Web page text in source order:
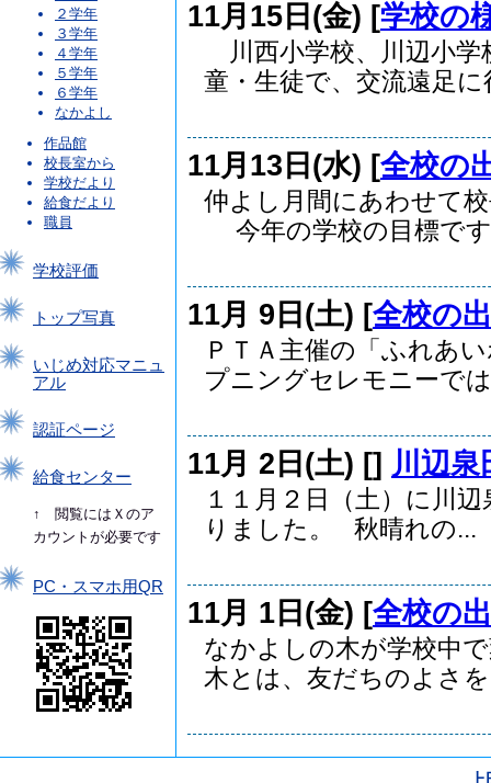
２学年
３学年
４学年
５学年
６学年
なかよし
作品館
校長室から
学校だより
給食だより
職員
学校評価
トップ写真
いじめ対応マニュ
アル
認証ページ
給食センター
↑ 閲覧にはＸのア
カウントが必要です
PC・スマホ用QR
11月15日(金) [学校の
川西小学校、川辺小学
童・生徒で、交流遠足に
11月13日(水) [全校の
仲よし月間にあわせて
今年の学校の目標で
11月 9日(土) [全校の
ＰＴＡ主催の「ふれあ
プニングセレモニーで
11月 2日(土) [] 川辺
１１月２日（土）に川
りました。 秋晴れの...
11月 1日(金) [全校の
なかよしの木が学校中
木とは、友だちのよさ